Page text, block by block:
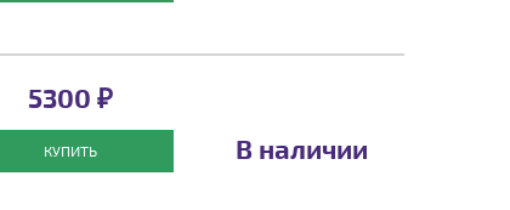
5300 ₽
КУПИТЬ В наличии